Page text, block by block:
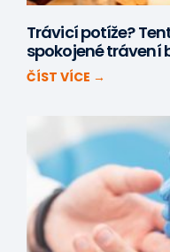
Trávicí potíže?
spokojené trávení
ČÍST VÍCE →